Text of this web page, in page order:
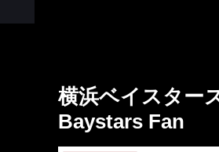
横浜ベイスター
Baystars Fan